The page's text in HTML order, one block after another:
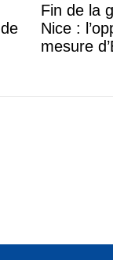
Fin de la
Nice :
mesure